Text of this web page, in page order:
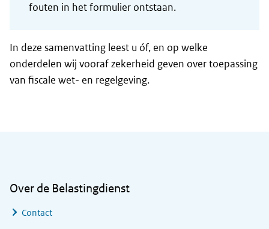
fouten in het formulier ontstaan.
In deze samenvatting leest u óf, en op welke
onderdelen wij vooraf zekerheid geven over toepassing
van fiscale wet- en regelgeving.
Over de Belastingdienst
Contact